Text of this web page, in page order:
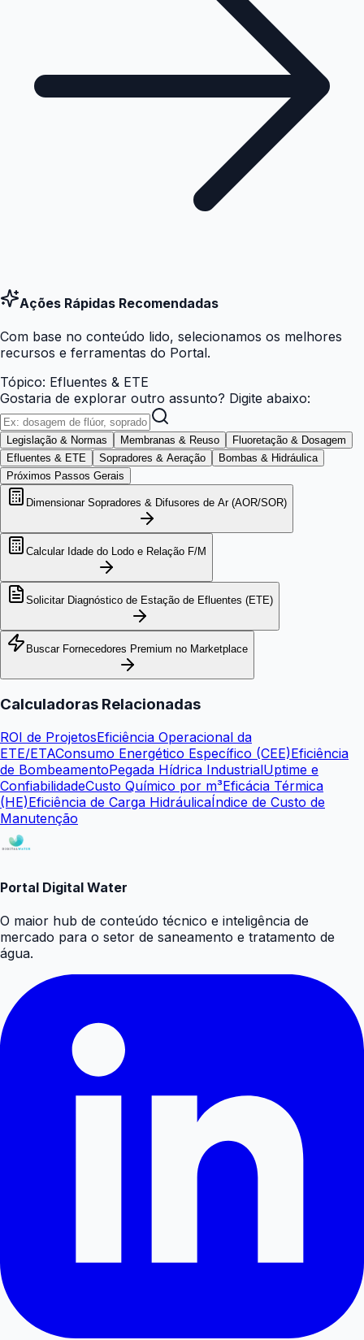
Ações Rápidas Recomendadas
Com base no conteúdo lido, selecionamos os melhores
recursos e ferramentas do Portal.
Tópico: Efluentes & ETE
Gostaria de explorar outro assunto? Digite abaixo:
Legislação & Normas Membranas & Reuso
Fluoretação & Dosagem
Efluentes & ETE
Sopradores & Aeração
Bombas & Hidráulica
Próximos Passos Gerais
Dimensionar Sopradores & Difusores de Ar (AOR/SOR)
Calcular Idade do Lodo e Relação F/M
Solicitar Diagnóstico de Estação de Efluentes (ETE)
Buscar Fornecedores Premium no Marketplace
Calculadoras Relacionadas
ROI de ProjetosEficiência Operacional da
ETE/ETAConsumo Energético Específico (CEE)Eficiência
de BombeamentoPegada Hídrica IndustrialUptime e
ConfiabilidadeCusto Químico por m³Eficácia Térmica
(HE)Eficiência de Carga HidráulicaÍndice de Custo de
Manutenção
Portal Digital Water
O maior hub de conteúdo técnico e inteligência de
mercado para o setor de saneamento e tratamento de
água.